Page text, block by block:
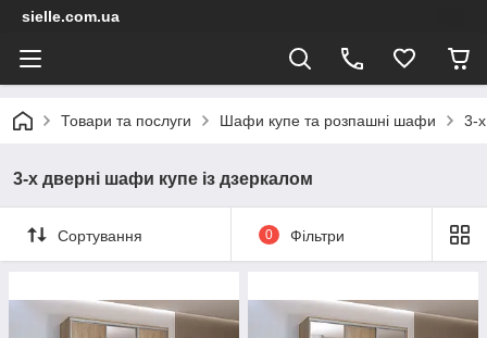
sielle.com.ua
Товари та послуги Шафи купе та розпашні шафи 3-
3-х дверні шафи купе із дзеркалом
Сортування 0 Фільтри